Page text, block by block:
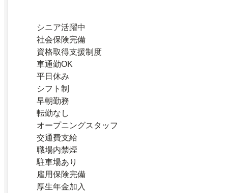
シニア活躍中
社会保険完備
資格取得支援制度
車通勤OK
平日休み
シフト制
早朝勤務
転勤なし
オープニングスタッフ
交通費支給
職場内禁煙
駐車場あり
雇用保険完備
厚生年金加入